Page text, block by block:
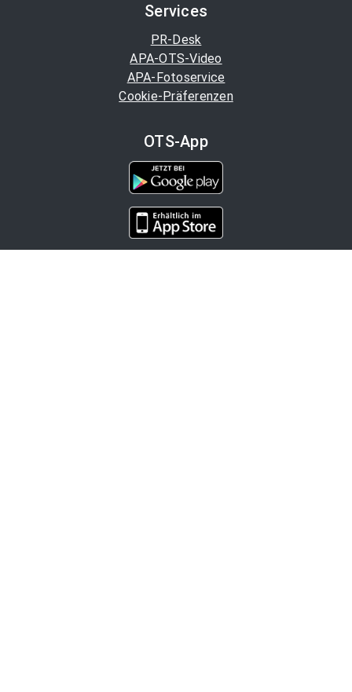
Services
PR-Desk
APA-OTS-Video
APA-Fotoservice
Cookie-Präferenzen
OTS-App